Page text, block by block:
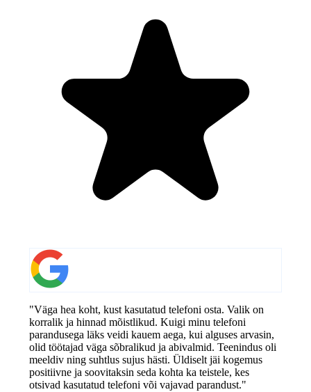
"Väga hea koht, kust kasutatud telefoni osta. Valik on
korralik ja hinnad mõistlikud. Kuigi minu telefoni
parandusega läks veidi kauem aega, kui alguses arvasin,
olid töötajad väga sõbralikud ja abivalmid. Teenindus oli
meeldiv ning suhtlus sujus hästi. Üldiselt jäi kogemus
positiivne ja soovitaksin seda kohta ka teistele, kes
otsivad kasutatud telefoni või vajavad parandust."